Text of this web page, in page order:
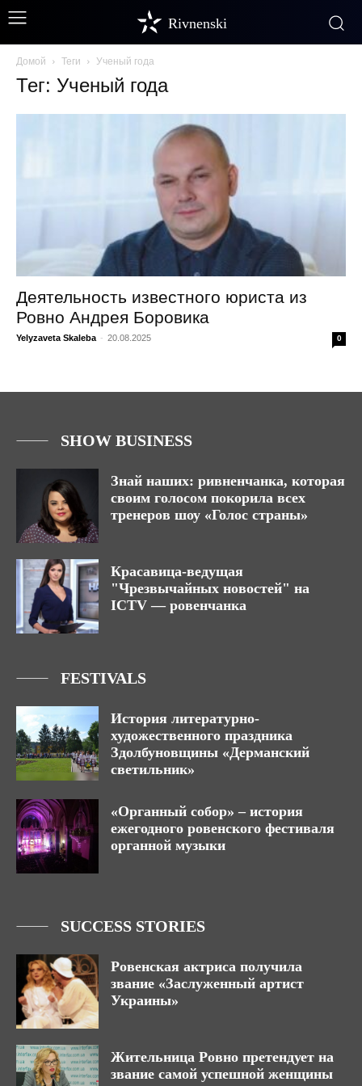
Rivnenski
Домой Теги Ученый года
Тег: Ученый года
Деятельность известного юриста из
Ровно Андрея Боровика
Yelyzaveta Skaleba - 20.08.2025 0
SHOW BUSINESS
Знай наших: ривненчанка, которая
своим голосом покорила всех
тренеров шоу «Голос страны»
Красавица-ведущая
"Чрезвычайных новостей" на
ICTV — ровенчанка
FESTIVALS
История литературно-
художественного праздника
Здолбуновщины «Дерманский
светильник»
«Органный собор» – история
ежегодного ровенского фестиваля
органной музыки
SUCCESS STORIES
Ровенская актриса получила
звание «Заслуженный артист
Украины»
Жительница Ровно претендует на
звание самой успешной женщины